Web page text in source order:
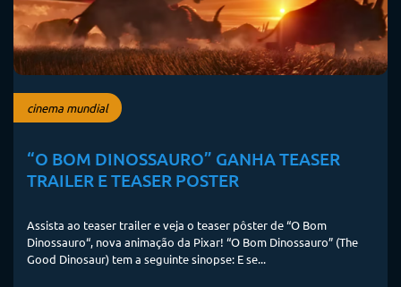
cinema mundial
“O BOM DINOSSAURO” GANHA TEASER
TRAILER E TEASER POSTER
Assista ao teaser trailer e veja o teaser pôster de “O Bom
Dinossauro“, nova animação da Pixar! “O Bom Dinossauro” (The
Good Dinosaur) tem a seguinte sinopse: E se...